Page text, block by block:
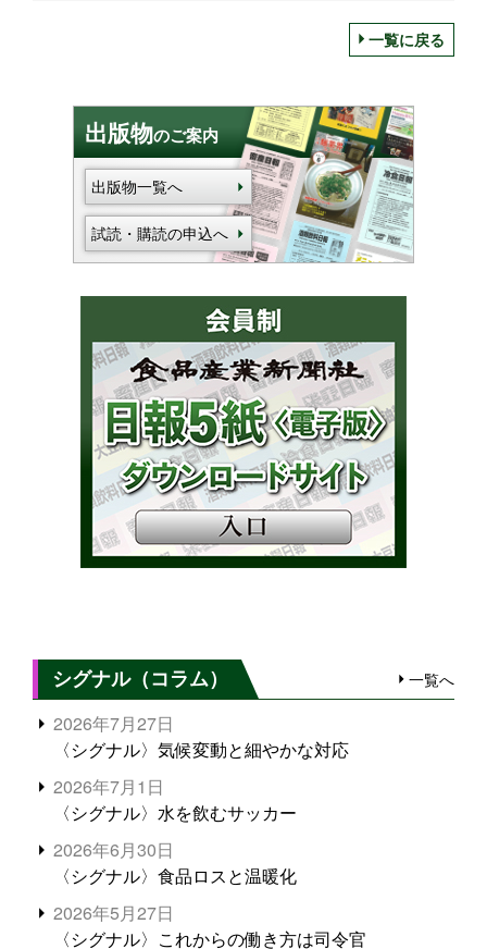
一覧に戻る
出版物のご案内
出版物一覧へ
試読・購読の申込へ
シグナル（コラム） 一覧へ
2026年7月27日
〈シグナル〉気候変動と細やかな対応
2026年7月1日
〈シグナル〉水を飲むサッカー
2026年6月30日
〈シグナル〉食品ロスと温暖化
2026年5月27日
〈シグナル〉これからの働き方は司令官